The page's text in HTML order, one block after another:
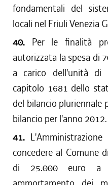
fondamentali del
locali nel Friuli Venezia
40. Per le finalità
autorizzata la spesa di
a carico dell'unità di
capitolo 1681 dello
del bilancio pluriennale
bilancio per l'anno 2012.
41.
concedere al Comune
di 25.000 euro a